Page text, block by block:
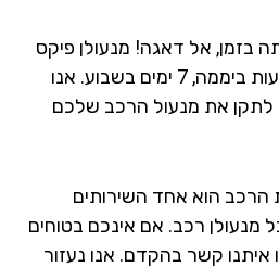
אל דאגה! מנעולן פיקס
מציע שירותי חירום 24 שעות ביממה, 7 ימים בשבוע. אנו
את מנעול הרכב שלכם
הוא אחד השירותים
רכב. אם אינכם בטוחים
קשר בהקדם. אנו נעזור